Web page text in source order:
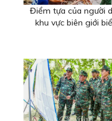
Điểm tựa của người
khu vực biên giới